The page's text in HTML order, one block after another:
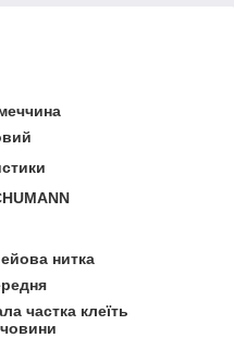
нитка
частка клеїть